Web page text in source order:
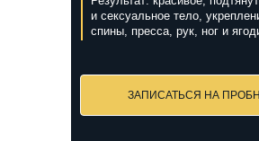
ЗАПИСАТЬСЯ НА
и сексуальное тело,
спины, пресса, рук, ног и